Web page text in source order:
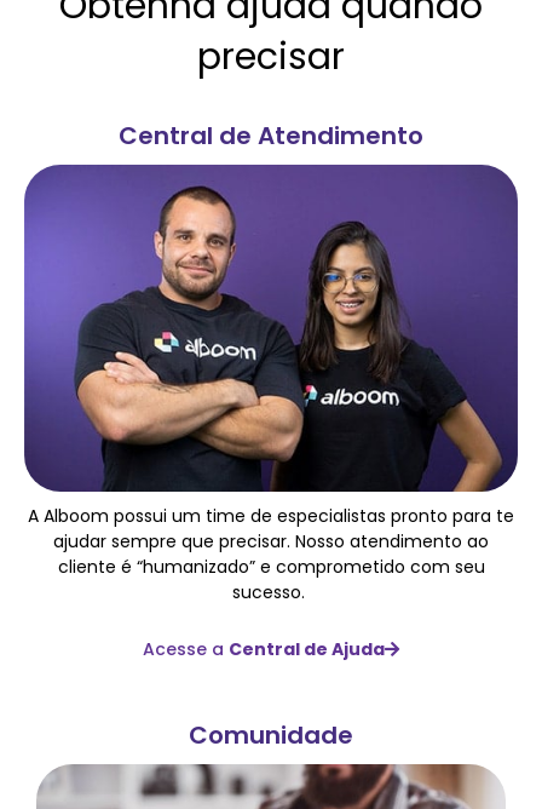
precisar
Central de Atendimento
A Alboom possui um time de especialistas pronto para te
ajudar sempre que precisar. Nosso atendimento ao
cliente é “humanizado” e comprometido com seu
sucesso.
Acesse a Central de Ajuda
Comunidade